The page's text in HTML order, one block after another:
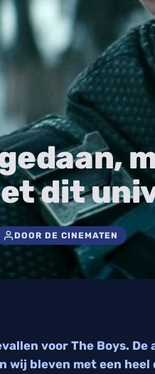
dit
DOOR DE CINEMATEN
voor The Boys.
wij bleven met een